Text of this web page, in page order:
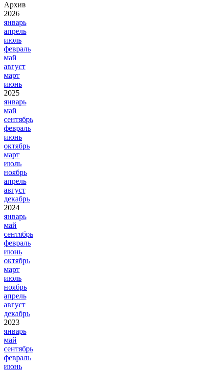
Архив
2026
январь
апрель
июль
февраль
май
август
март
июнь
2025
январь
май
сентябрь
февраль
июнь
октябрь
март
июль
ноябрь
апрель
август
декабрь
2024
январь
май
сентябрь
февраль
июнь
октябрь
март
июль
ноябрь
апрель
август
декабрь
2023
январь
май
сентябрь
февраль
июнь